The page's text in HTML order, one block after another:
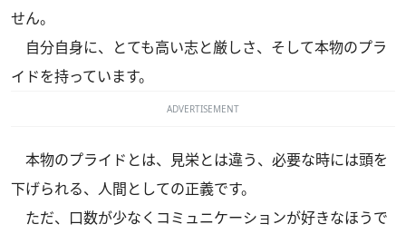
せん。
自分自身に、とても高い志と厳しさ、そして本物のプラ
イドを持っています。
ADVERTISEMENT
本物のプライドとは、見栄とは違う、必要な時には頭を
下げられる、人間としての正義です。
ただ、口数が少なくコミュニケーションが好きなほうで